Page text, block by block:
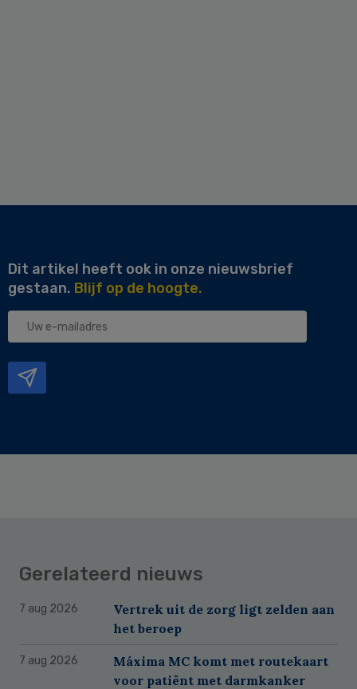
Dit artikel heeft ook in onze nieuwsbrief
gestaan. Blijf op de hoogte.
Uw
Gerelateerd nieuws
7 aug 2026
Vertrek uit de zorg ligt zelden aan
het beroep
7 aug 2026
Máxima MC komt met routekaart
voor patiënt met darmkanker